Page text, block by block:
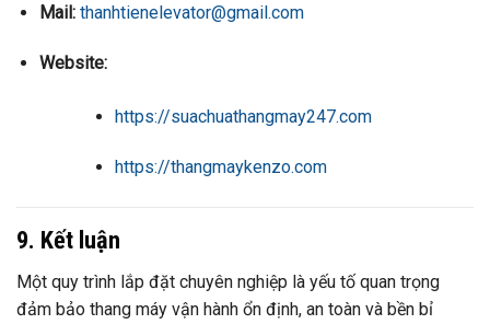
Mail: thanhtienelevator@gmail.com
Website:
https://suachuathangmay247.com
https://thangmaykenzo.com
9. Kết luận
Một quy trình lắp đặt chuyên nghiệp là yếu tố quan trọng
đảm bảo thang máy vận hành ổn định, an toàn và bền bỉ